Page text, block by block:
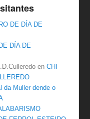
DE DÍA DE
DÍA DE
enCHI
da Muller dende o